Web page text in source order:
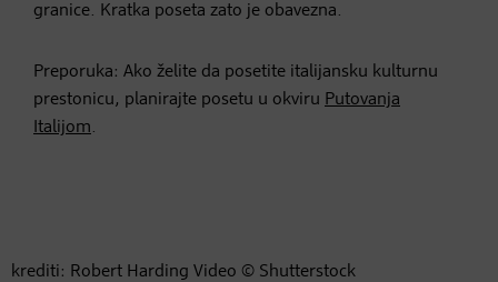
granice. Kratka poseta zato je obavezna.
Preporuka: Ako želite da posetite italijansku kulturnu
prestonicu, planirajte posetu u okviru Putovanja
Italijom.
krediti: Robert Harding Video © Shutterstock